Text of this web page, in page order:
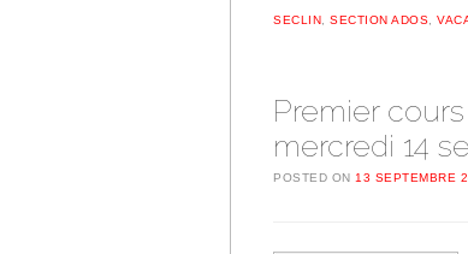
SECLIN SECTION ADOS
Premier
mercredi 14
POSTED ON 13 SEPTEMBRE